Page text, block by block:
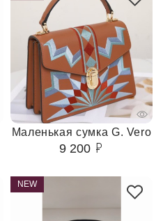
Маленькая сумка G. Vero
9 200
NEW